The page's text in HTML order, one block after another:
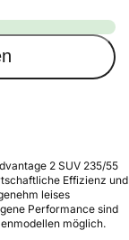
2 SUV 235/55
Effizienz und
leises
Performance sind
möglich.